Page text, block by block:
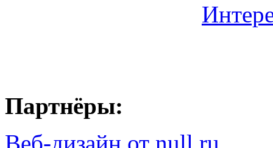
Партнёры:
Веб-дизайн от null.ru